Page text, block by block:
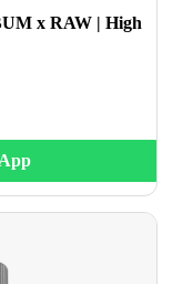
x RAW | High